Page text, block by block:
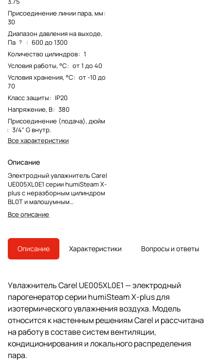
Присоединение линии пара, мм:
30
Диапазон давления на выходе,
Па ? : 600 до 1300
Количество цилиндров: 1
Условия работы, °С: от 1 до 40
Условия хранения, °С: от -10 до
70
Класс защиты: IP20
Напряжение, В: 380
Присоединение (подача), дюйм
: 3/4" G внутр.
Все характеристики
Описание
Электродный увлажнитель Carel
UE005XL0E1 серии humiSteam X-
plus с неразборным цилиндром
BL0T и малошумным
контактором для систем
вентиляции и локального
Все описание
Описание Характеристики Вопросы и ответы
Увлажнитель Carel UE005XL0E1 — электродный
парогенератор серии humiSteam X-plus для
изотермического увлажнения воздуха. Модель
относится к настенным решениям Carel и рассчитана
на работу в составе систем вентиляции,
кондиционирования и локального распределения
пара.